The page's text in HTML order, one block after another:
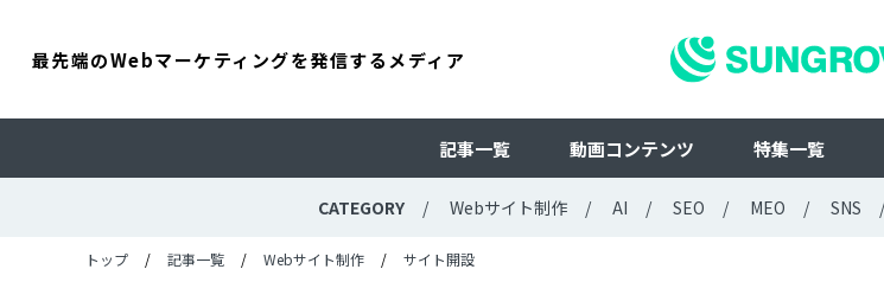
最先端のWebマーケティングを発信するメディア
記事一覧 動画コンテンツ 特集一覧
CATEGORY Webサイト制作 AI SEO MEO SNS
トップ 記事一覧 Webサイト制作 サイト開設